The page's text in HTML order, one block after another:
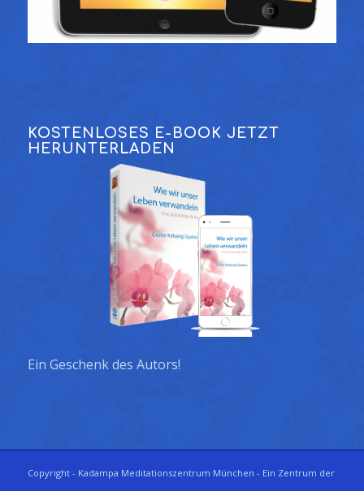
KOSTENLOSES E-BOOK JETZT
HERUNTERLADEN
Ein Geschenk des Autors!
Copyright - Kadampa Meditationszentrum München - Ein Zentrum der